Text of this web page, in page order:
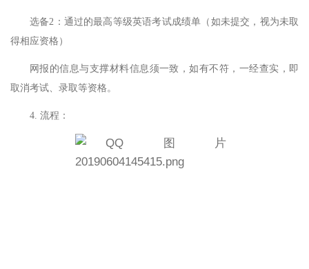
选备2：通过的最高等级英语考试成绩单（如未提交，视为未取
得相应资格）
网报的信息与支撑材料信息须一致，如有不符，一经查实，即
取消考试、录取等资格。
4. 流程：